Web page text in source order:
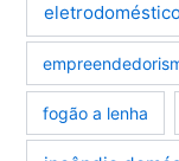
fogão a lenha